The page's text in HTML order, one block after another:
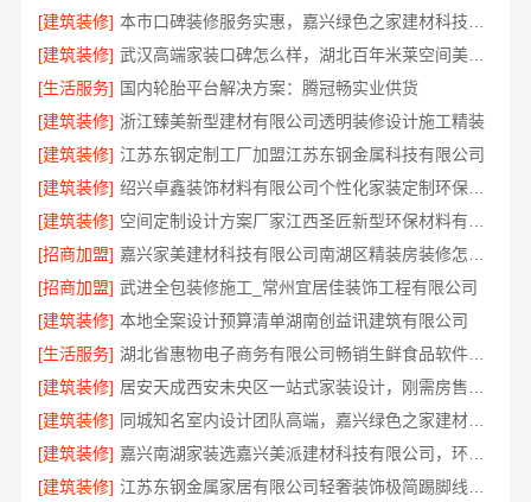
[建筑装修]
[建筑装修]
武汉高端家装口碑怎么样，湖北百年米莱空间美学装饰材料有限公司实力说话
[生活服务] 国内轮胎平台解决方案：腾冠畅实业供货
[建筑装修] 浙江臻美新型建材有限公司透明装修设计施工精装
[建筑装修] 江苏东钢定制工厂加盟江苏东钢金属科技有限公司
[建筑装修]
绍兴卓鑫装饰材料有限公司个性化家装定制环保优质材料
[建筑装修]
[招商加盟]
[招商加盟] 武进全包装修施工_常州宜居佳装饰工程有限公司
[建筑装修] 本地全案设计预算清单湖南创益讯建筑有限公司
[生活服务]
湖北省惠物电子商务有限公司畅销生鲜食品软件功能解析
[建筑装修]
[建筑装修]
同城知名室内设计团队高端，嘉兴绿色之家建材科技有限公司
[建筑装修]
嘉兴南湖家装选嘉兴美派建材科技有限公司，环保透明报价
[建筑装修]